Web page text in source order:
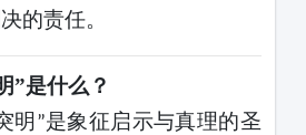
的责任。
”是什么？
明 ”是象征启示与真理的圣